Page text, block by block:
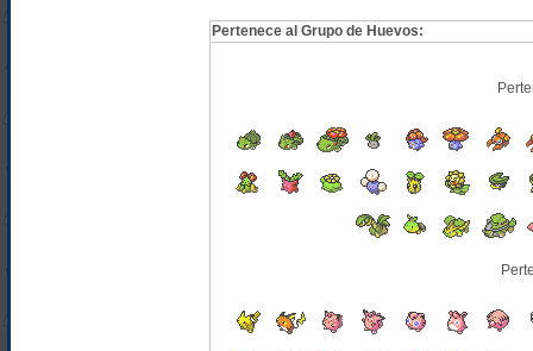
Pertenece al Grupo de Huevos: